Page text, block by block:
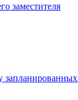
заместителя